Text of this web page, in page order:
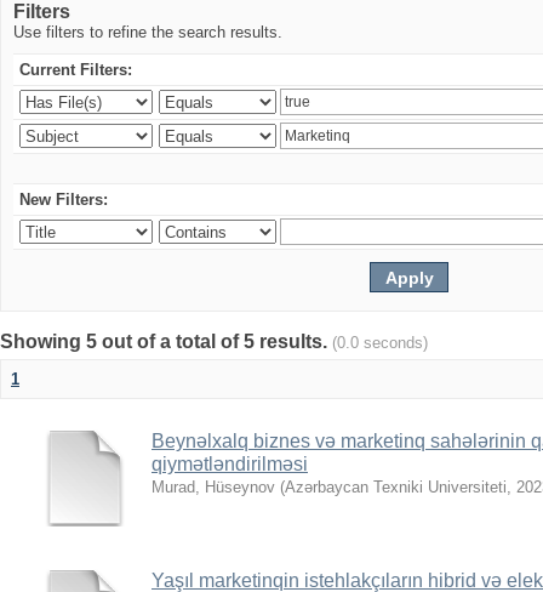
Filters
Use filters to refine the search results.
Current Filters:
New Filters:
Showing 5 out of a total of 5 results. (0.0 seconds)
1
Beynəlxalq biznes və marketinq sahələrinin
qiymətləndirilməsi
Murad, Hüseynov (Azərbaycan Texniki Universiteti,
Yaşıl marketinqin istehlakçıların hibrid və